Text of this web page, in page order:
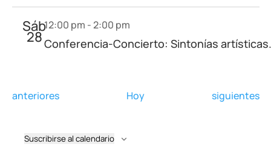
Sáb
28
12:00 pm -2:00 pm
Conferencia-Concierto: Sintonías
Eventos
anteriores Hoy Eventos
siguientes
Suscribirse al calendario